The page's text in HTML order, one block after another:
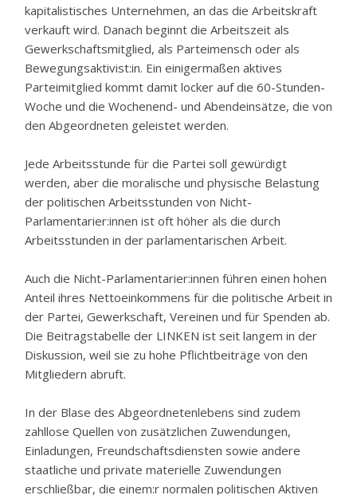
kapitalistisches Unternehmen, an das die Arbeitskraft
verkauft wird. Danach beginnt die Arbeitszeit als
Gewerkschaftsmitglied, als Parteimensch oder als
Bewegungsaktivist:in. Ein einigermaßen aktives
Parteimitglied kommt damit locker auf die 60-Stunden-
Woche und die Wochenend- und Abendeinsätze, die von
den Abgeordneten geleistet werden.
Jede Arbeitsstunde für die Partei soll gewürdigt
werden, aber die moralische und physische Belastung
der politischen Arbeitsstunden von Nicht-
Parlamentarier:innen ist oft höher als die durch
Arbeitsstunden in der parlamentarischen Arbeit.
Auch die Nicht-Parlamentarier:innen führen einen hohen
Anteil ihres Nettoeinkommens für die politische Arbeit in
der Partei, Gewerkschaft, Vereinen und für Spenden ab.
Die Beitragstabelle der LINKEN ist seit langem in der
Diskussion, weil sie zu hohe Pflichtbeiträge von den
Mitgliedern abruft.
In der Blase des Abgeordnetenlebens sind zudem
zahllose Quellen von zusätzlichen Zuwendungen,
Einladungen, Freundschaftsdiensten sowie andere
staatliche und private materielle Zuwendungen
erschließbar, die einem:r normalen politischen Aktiven